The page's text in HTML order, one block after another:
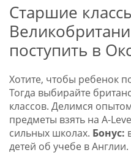
Старшие
поступить в
Хотите, чтобы ребенок
Тогда выбирайте
классов. Делимся
предметы взять на A-
сильных школах. Бонус:
детей об учебе в Англии.